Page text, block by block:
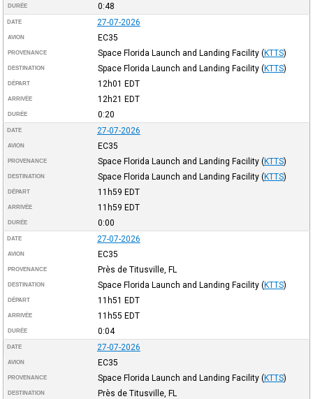
DURÉE 0:48
DATE 27-07-2026
AVION EC35
PROVENANCE Space Florida Launch and Landing Facility (KTTS)
DESTINATION Space Florida Launch and Landing Facility (KTTS)
DÉPART 12h01 EDT
ARRIVÉE 12h21 EDT
DURÉE 0:20
DATE 27-07-2026
AVION EC35
PROVENANCE Space Florida Launch and Landing Facility (KTTS)
DESTINATION Space Florida Launch and Landing Facility (KTTS)
DÉPART 11h59 EDT
ARRIVÉE 11h59 EDT
DURÉE 0:00
DATE 27-07-2026
AVION EC35
PROVENANCE Près de Titusville, FL
DESTINATION Space Florida Launch and Landing Facility (KTTS)
DÉPART 11h51 EDT
ARRIVÉE 11h55 EDT
DURÉE 0:04
DATE 27-07-2026
AVION EC35
PROVENANCE Space Florida Launch and Landing Facility (KTTS)
DESTINATION Près de Titusville, FL